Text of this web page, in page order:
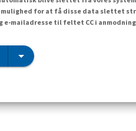
for at få disse data slettet
mailadresse til feltet CC i